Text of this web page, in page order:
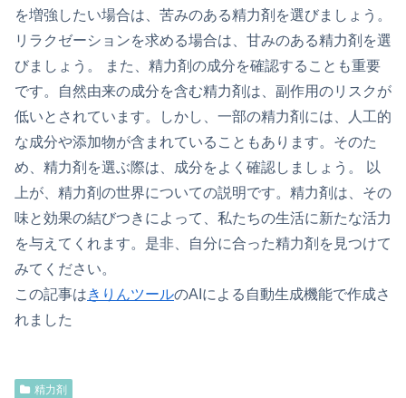
を増強したい場合は、苦みのある精力剤を選びましょう。
リラクゼーションを求める場合は、甘みのある精力剤を選
びましょう。 また、精力剤の成分を確認することも重要
です。自然由来の成分を含む精力剤は、副作用のリスクが
低いとされています。しかし、一部の精力剤には、人工的
な成分や添加物が含まれていることもあります。そのた
め、精力剤を選ぶ際は、成分をよく確認しましょう。 以
上が、精力剤の世界についての説明です。精力剤は、その
味と効果の結びつきによって、私たちの生活に新たな活力
を与えてくれます。是非、自分に合った精力剤を見つけて
みてください。
この記事はきりんツールのAIによる自動生成機能で作成さ
れました
精力剤